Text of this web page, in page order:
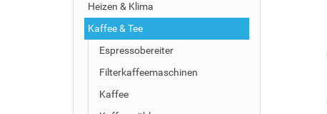
Heizen & Klima
Kaffee & Tee
Espressobereiter
Filterkaffeemaschinen
Kaffee